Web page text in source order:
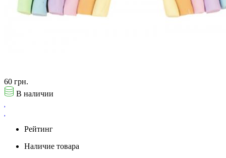
60 грн.
В наличии
Рейтинг
Наличие товара